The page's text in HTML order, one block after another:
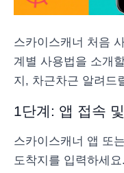
스카이스캐너 처음
계별 사용법을 소개
지, 차근차근 알려드
1단계: 앱 접속
스카이스캐너 앱 또
도착지를 입력하세